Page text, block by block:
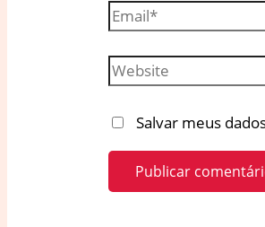
Email*
Website
Salvar meus